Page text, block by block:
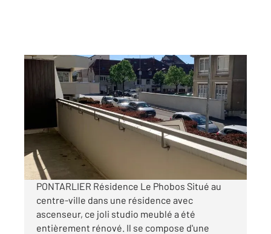
PONTARLIER 25
2, 1 pièce
Ref : 27910
Appartement Studio à louer
525 €
par mois charges comprises
PONTARLIER Résidence Le Phobos Situé au
centre-ville dans une résidence avec
ascenseur, ce joli studio meublé a été
entièrement rénové. Il se compose d'une